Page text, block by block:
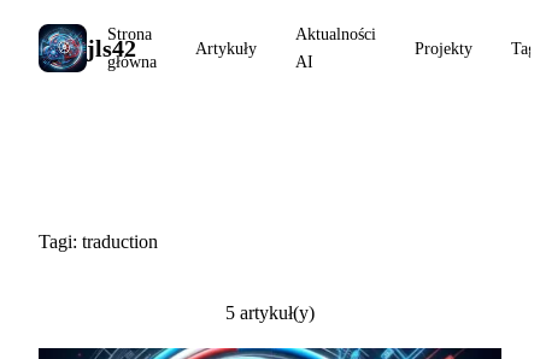
jls42
Strona
główna
Artykuły
Aktualności
AI
Projekty Tagi
Tagi: traduction
5 artykuł(y)